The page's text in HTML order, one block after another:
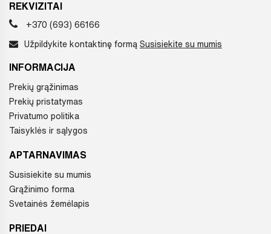
REKVIZITAI
+370 (693) 66166
Užpildykite kontaktinę formą Susisiekite su mumis
INFORMACIJA
Prekių grąžinimas
Prekių pristatymas
Privatumo politika
Taisyklės ir sąlygos
APTARNAVIMAS
Susisiekite su mumis
Grąžinimo forma
Svetainės žemėlapis
PRIEDAI